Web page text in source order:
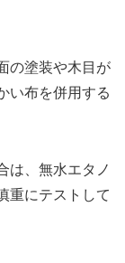
の塗装や木目が
い布を併用する
は、無水エタノ
重にテストして